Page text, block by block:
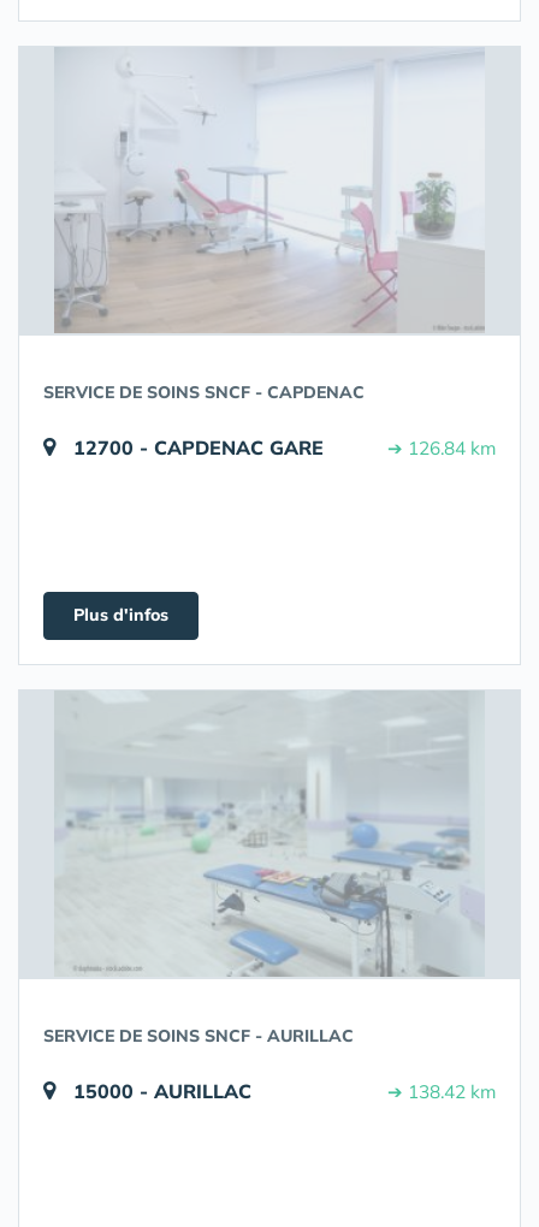
SERVICE DE SOINS SNCF - CAPDENAC
12700 - CAPDENAC GARE ➔ 126.84 km
Plus d'infos
SERVICE DE SOINS SNCF - AURILLAC
15000 - AURILLAC ➔ 138.42 km